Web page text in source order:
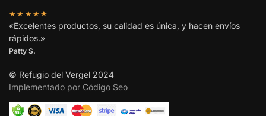
★★★★★
«Excelentes productos, su calidad es única, y hacen envíos
rápidos.»
Patty S.
© Refugio del Vergel 2024
Implementado por Código Seo